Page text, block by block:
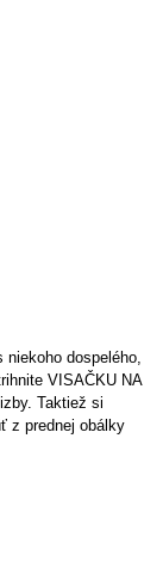
dospelého,
VISAČKU NA
Taktiež si
z prednej obálky